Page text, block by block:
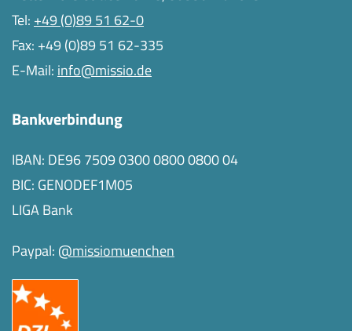
Tel: +49 (0)89 51 62-0
Fax: +49 (0)89 51 62-335
E-Mail: info@missio.de
Bankverbindung
IBAN: DE96 7509 0300 0800 0800 04
BIC: GENODEF1M05
LIGA Bank
Paypal: @missiomuenchen